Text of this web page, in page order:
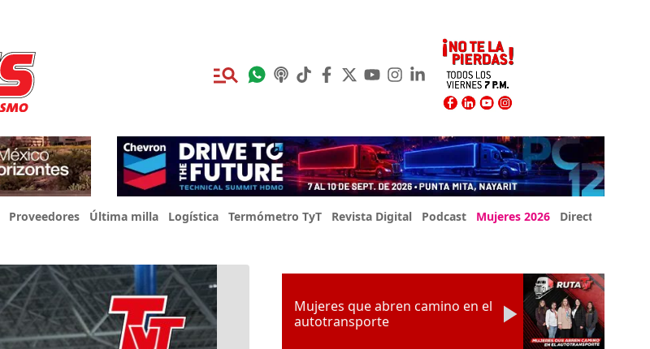
Proveedores Última milla Logística Termómetro TyT Revista Digital Podcast Mujeres 2026 Directorio Expo
Mujeres que abren camino en el
autotransporte